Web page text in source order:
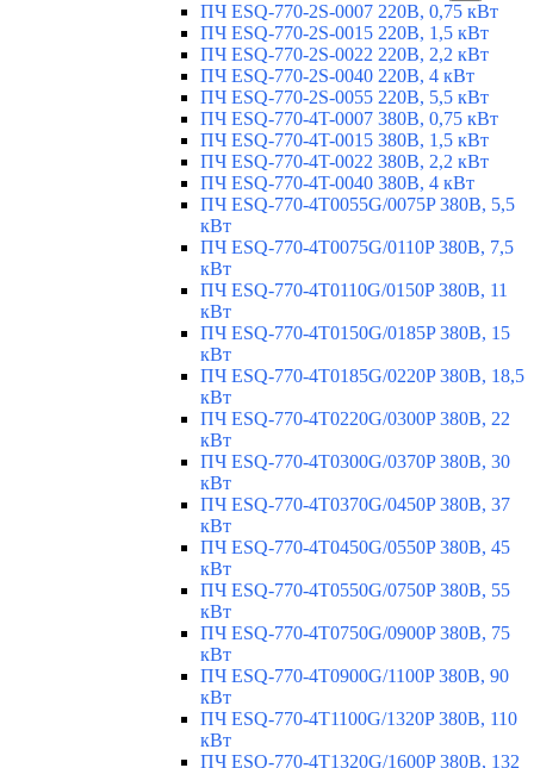
ПЧ ESQ-770-2S-0007 220В, 0,75 кВт
ПЧ ESQ-770-2S-0015 220В, 1,5 кВт
ПЧ ESQ-770-2S-0022 220В, 2,2 кВт
ПЧ ESQ-770-2S-0040 220В, 4 кВт
ПЧ ESQ-770-2S-0055 220В, 5,5 кВт
ПЧ ESQ-770-4T-0007 380В, 0,75 кВт
ПЧ ESQ-770-4T-0015 380В, 1,5 кВт
ПЧ ESQ-770-4T-0022 380В, 2,2 кВт
ПЧ ESQ-770-4T-0040 380В, 4 кВт
ПЧ ESQ-770-4T0055G/0075P 380В, 5,5
кВт
ПЧ ESQ-770-4T0075G/0110P 380В, 7,5
кВт
ПЧ ESQ-770-4T0110G/0150P 380В, 11
кВт
ПЧ ESQ-770-4T0150G/0185P 380В, 15
кВт
ПЧ ESQ-770-4T0185G/0220P 380В, 18,5
кВт
ПЧ ESQ-770-4T0220G/0300P 380В, 22
кВт
ПЧ ESQ-770-4T0300G/0370P 380В, 30
кВт
ПЧ ESQ-770-4T0370G/0450P 380В, 37
кВт
ПЧ ESQ-770-4T0450G/0550P 380В, 45
кВт
ПЧ ESQ-770-4T0550G/0750P 380В, 55
кВт
ПЧ ESQ-770-4T0750G/0900P 380В, 75
кВт
ПЧ ESQ-770-4T0900G/1100P 380В, 90
кВт
ПЧ ESQ-770-4T1100G/1320P 380В, 110
кВт
ПЧ ESQ-770-4T1320G/1600P 380В, 132